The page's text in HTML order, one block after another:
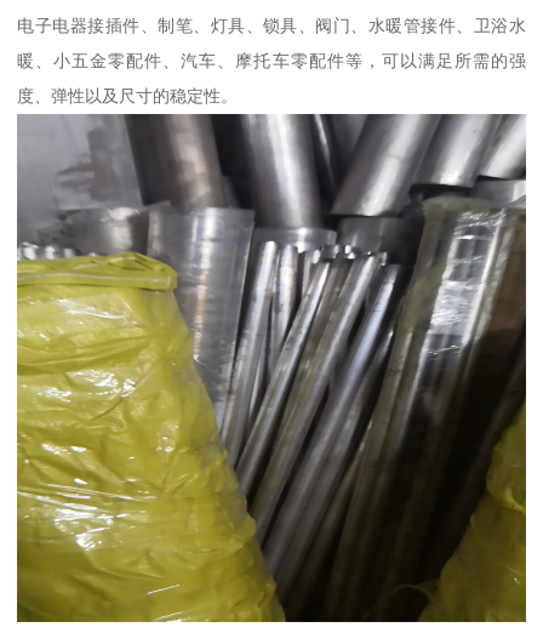
电子电器接插件、制笔、灯具、锁具、阀门、水暖管接件、卫浴水
暖、小五金零配件、汽车、摩托车零配件等，可以满足所需的强
度、弹性以及尺寸的稳定性。